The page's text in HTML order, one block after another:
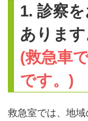
1. 診察
あります
(救急車
です。)
救急室では、地域